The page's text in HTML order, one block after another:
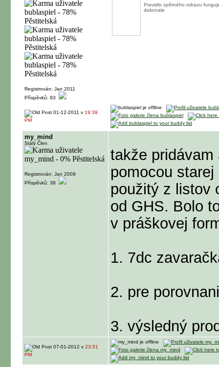
Registrován: Jan 2011
Příspěvků: 83
Pravidlo zpětného odrazu
dokonale
01-12-2011 v 19:39
PM
my_mind
Stálý Člen
Registrován: Jan 2009
Příspěvků: 38
takže
pomocou
použitý z listov
od GHS. Bolo
v práškovej
1. 7dc
2. pre
3. výsledný
07-01-2012 v 23:51
PM